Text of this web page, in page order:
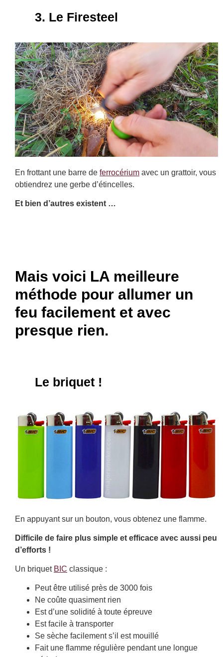
3. Le Firesteel
En frottant une barre de ferrocérium avec un grattoir, vous
obtiendrez une gerbe d’étincelles.
Et bien d’autres existent …
Mais voici LA meilleure
méthode pour allumer un
feu facilement et avec
presque rien.
Le briquet !
En appuyant sur un bouton, vous obtenez une flamme.
Difficile de faire plus simple et efficace avec aussi peu
d’efforts !
Un briquet BIC classique :
Peut être utilisé près de 3000 fois
Ne coûte quasiment rien
Est d’une solidité à toute épreuve
Est facile à transporter
Se sèche facilement s’il est mouillé
Fait une flamme régulière pendant une longue